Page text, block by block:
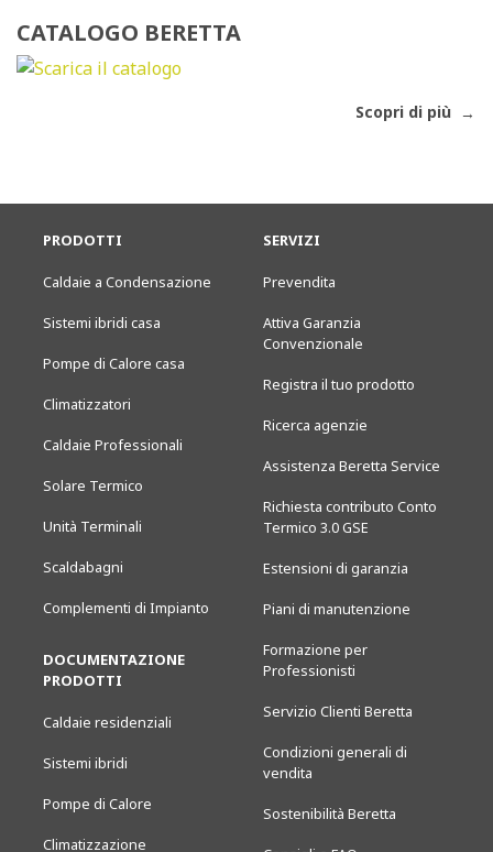
CATALOGO BERETTA
Scopri di più
PRODOTTI
Caldaie a Condensazione
Sistemi ibridi casa
Pompe di Calore casa
Climatizzatori
Caldaie Professionali
Solare Termico
Unità Terminali
Scaldabagni
Complementi di Impianto
DOCUMENTAZIONE
PRODOTTI
Caldaie residenziali
Sistemi ibridi
Pompe di Calore
Climatizzazione
SERVIZI
Prevendita
Attiva Garanzia
Convenzionale
Registra il tuo prodotto
Ricerca agenzie
Assistenza Beretta Service
Richiesta contributo Conto
Termico 3.0 GSE
Estensioni di garanzia
Piani di manutenzione
Formazione per
Professionisti
Servizio Clienti Beretta
Condizioni generali di
vendita
Sostenibilità Beretta